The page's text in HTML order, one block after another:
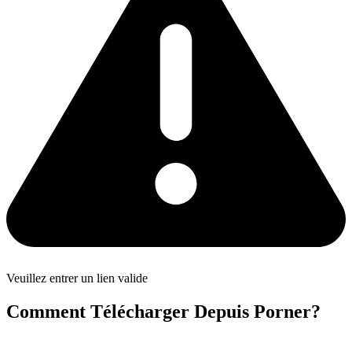
Veuillez entrer un lien valide
Comment Télécharger Depuis Porner?